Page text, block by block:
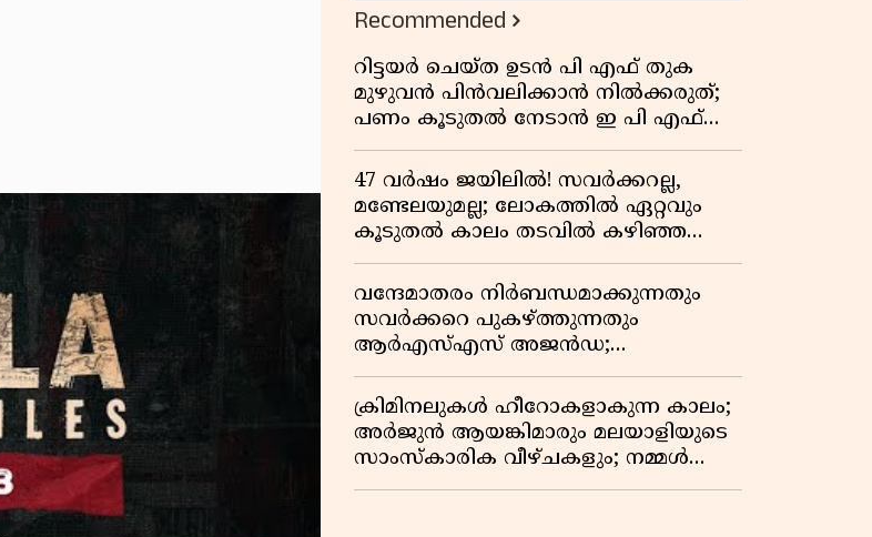
Recommended
റിട്ടയർ ചെയ്ത ഉടൻ പി എഫ് തുക
മുഴുവൻ പിൻവലിക്കാൻ നിൽക്കരുത്;
പണം കൂടുതൽ നേടാൻ ഇ പി എഫ്
ഒയുടെ നിയമം അറിയാം
47 വർഷം ജയിലിൽ! സവർക്കറല്ല,
മണ്ടേലയുമല്ല; ലോകത്തിൽ ഏറ്റവും
കൂടുതൽ കാലം തടവിൽ കഴിഞ്ഞ
രാഷ്ട്രീയ തടവുകാരൻ ഇദ്ദേഹം! ഒരു
ഇന്ത്യൻ സ്വാതന്ത്ര്യസമര സേനാനിയുടെ
വേറിട്ട കഥ
വന്ദേമാതരം നിർബന്ധമാക്കുന്നതും
സവർക്കറെ പുകഴ്ത്തുന്നതും
ആർഎസ്എസ് അജൻഡ;
സർക്കാരിനെതിരെ പിണറായി വിജയൻ
ക്രിമിനലുകൾ ഹീറോകളാകുന്ന കാലം;
അർജുൻ ആയങ്കിമാരും മലയാളിയുടെ
സാംസ്കാരിക വീഴ്ചകളും; നമ്മൾ
എങ്ങോട്ടാണ് പോകുന്നത്